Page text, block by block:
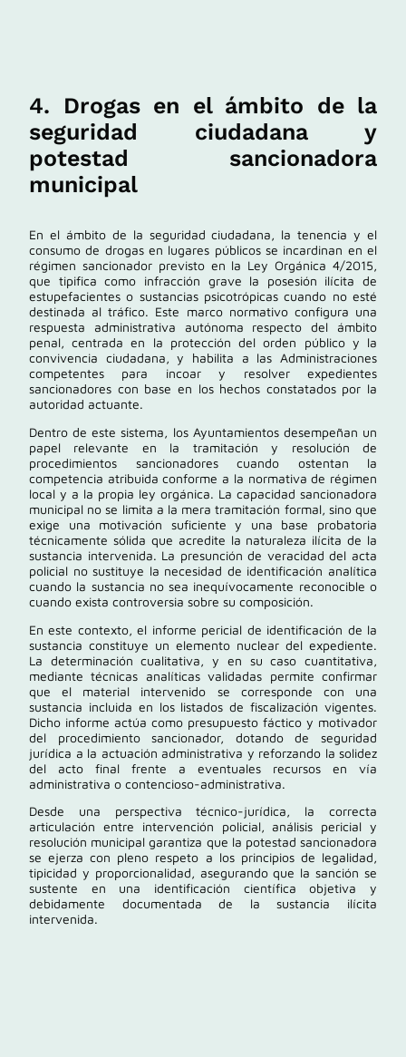
4. Drogas en el ámbito de la
seguridad ciudadana y
potestad sancionadora
municipal
En el ámbito de la seguridad ciudadana, la tenencia y el
consumo de drogas en lugares públicos se incardinan en el
régimen sancionador previsto en la Ley Orgánica 4/2015,
que tipifica como infracción grave la posesión ilícita de
estupefacientes o sustancias psicotrópicas cuando no esté
destinada al tráfico. Este marco normativo configura una
respuesta administrativa autónoma respecto del ámbito
penal, centrada en la protección del orden público y la
convivencia ciudadana, y habilita a las Administraciones
competentes para incoar y resolver expedientes
sancionadores con base en los hechos constatados por la
autoridad actuante.
Dentro de este sistema, los Ayuntamientos desempeñan un
papel relevante en la tramitación y resolución de
procedimientos sancionadores cuando ostentan la
competencia atribuida conforme a la normativa de régimen
local y a la propia ley orgánica. La capacidad sancionadora
municipal no se limita a la mera tramitación formal, sino que
exige una motivación suficiente y una base probatoria
técnicamente sólida que acredite la naturaleza ilícita de la
sustancia intervenida. La presunción de veracidad del acta
policial no sustituye la necesidad de identificación analítica
cuando la sustancia no sea inequívocamente reconocible o
cuando exista controversia sobre su composición.
En este contexto, el informe pericial de identificación de la
sustancia constituye un elemento nuclear del expediente.
La determinación cualitativa, y en su caso cuantitativa,
mediante técnicas analíticas validadas permite confirmar
que el material intervenido se corresponde con una
sustancia incluida en los listados de fiscalización vigentes.
Dicho informe actúa como presupuesto fáctico y motivador
del procedimiento sancionador, dotando de seguridad
jurídica a la actuación administrativa y reforzando la solidez
del acto final frente a eventuales recursos en vía
administrativa o contencioso-administrativa.
Desde una perspectiva técnico-jurídica, la correcta
articulación entre intervención policial, análisis pericial y
resolución municipal garantiza que la potestad sancionadora
se ejerza con pleno respeto a los principios de legalidad,
tipicidad y proporcionalidad, asegurando que la sanción se
sustente en una identificación científica objetiva y
debidamente documentada de la sustancia ilícita
intervenida.